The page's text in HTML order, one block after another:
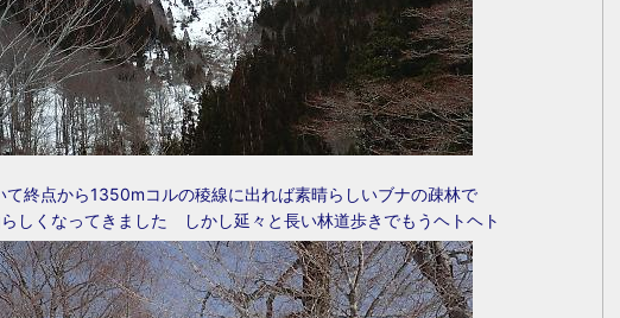
て終点から1350mコルの稜線に出れば素晴らしいブナの疎林で
しくなってきました しかし延々と長い林道歩きでもうヘトヘト